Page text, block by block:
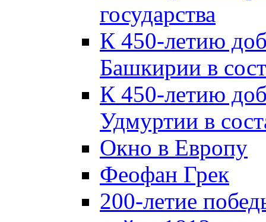
государства
К 450-летию
Башкирии в
К 450-летию
Удмуртии в
Окно в Европу
Феофан Грек
200-летие